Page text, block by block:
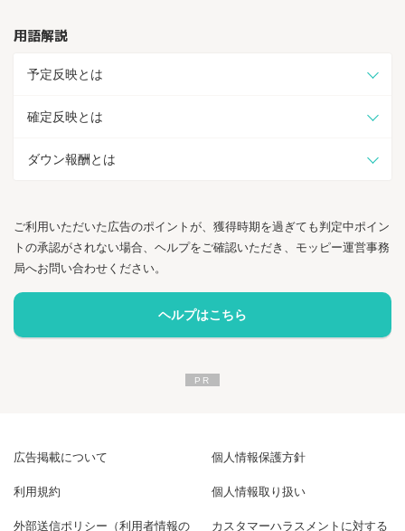
用語解説
予定反映とは
確定反映とは
ダウン報酬とは
ご利用いただいた広告のポイントが、獲得時期を過ぎても判定中ポイン
トの承認がされない場合、ヘルプをご確認いただき、モッピー運営事務
局へお問い合わせください。
ヘルプはこちら
広告掲載について 個人情報保護方針
利用規約 個人情報取り扱い
外部送信ポリシー（利用者情報の
カスタマーハラスメントに対する